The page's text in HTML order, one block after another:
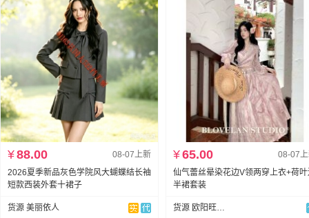
08-07上新
¥88.00
2026夏季新品灰色学院风大蝴蝶结长袖
短款西装外套十裙子
货源 美丽依人
08-07
¥65.00
仙气蕾丝晕染花边V领两穿上衣+荷
半裙套装
货源 欧阳旺旺服饰